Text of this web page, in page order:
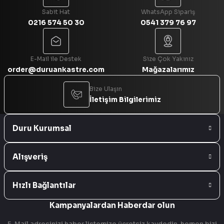
Sabit Hat
0216 574 50 30
WhatsApp Sipariş
0541 379 76 97
E-Mail ile Destek
order@duruankastre.com
Size Çok Yakınız
Mağazalarımız
Bize Ulaşın
İletişim Bilgilerimiz
Duru Kurumsal
Alışveriş
Hızlı Bağlantılar
Kampanyalardan Haberdar olun